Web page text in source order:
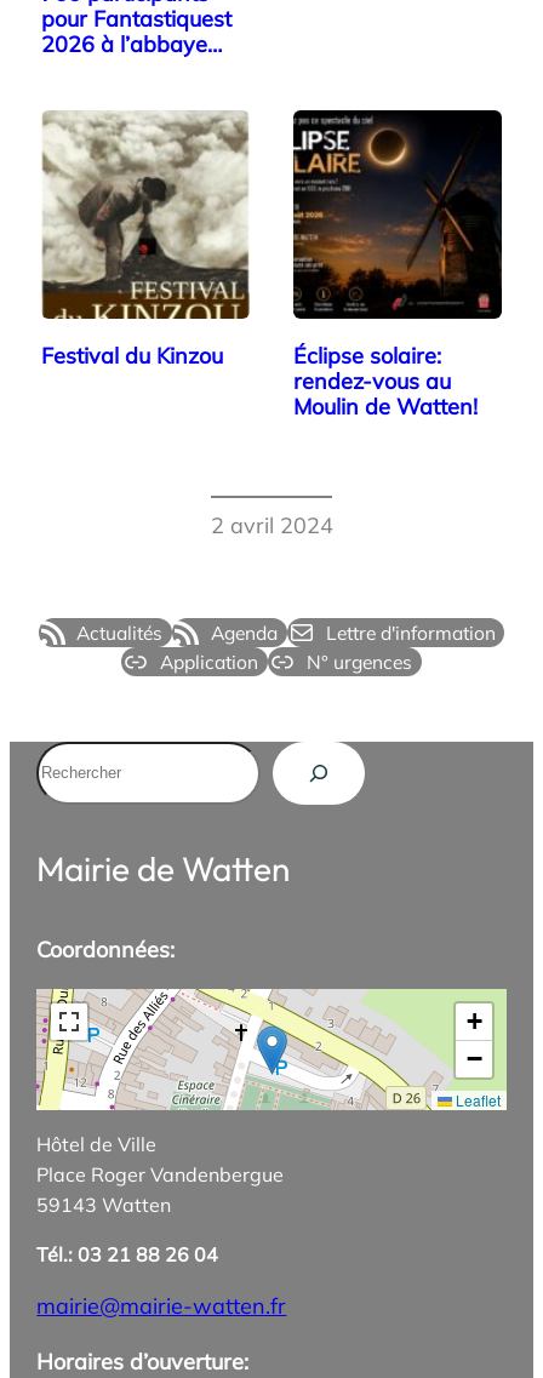
pour Fantastiquest
2026 à l’abbaye…
Festival du Kinzou
Éclipse solaire:
rendez-vous au
Moulin de Watten!
2 avril 2024
Actualités Agenda
Lettre d'information
Application
N° urgences
Rechercher
Mairie de Watten
Coordonnées:
+
−
Leaflet
Hôtel de Ville
Place Roger Vandenbergue
59143 Watten
Tél.: 03 21 88 26 04
mairie@mairie-watten.fr
Horaires d’ouverture: